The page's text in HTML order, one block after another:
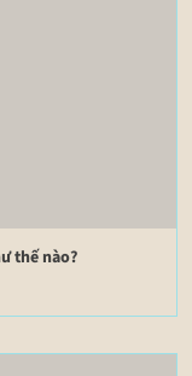
thế nào?